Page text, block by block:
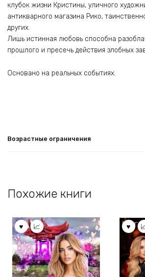
клубок жизни Кристины, уличного
антикварного магазина Рико,
других.
Лишь истинная любовь способна
прошлого и пресечь действия злобных
Основано на реальных событиях.
Возрастные ограничения
Похожие книги